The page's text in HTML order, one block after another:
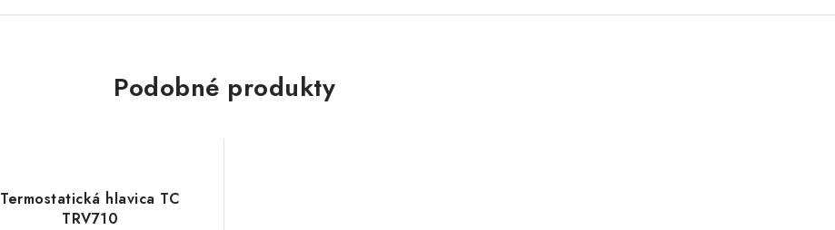
Podobné produkty
Termostatická hlavica TC
TRV710